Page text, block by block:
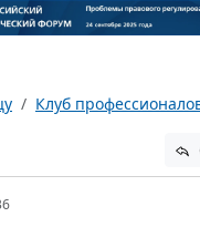
Клуб